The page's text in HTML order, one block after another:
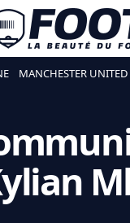
MANCHESTER UNITED